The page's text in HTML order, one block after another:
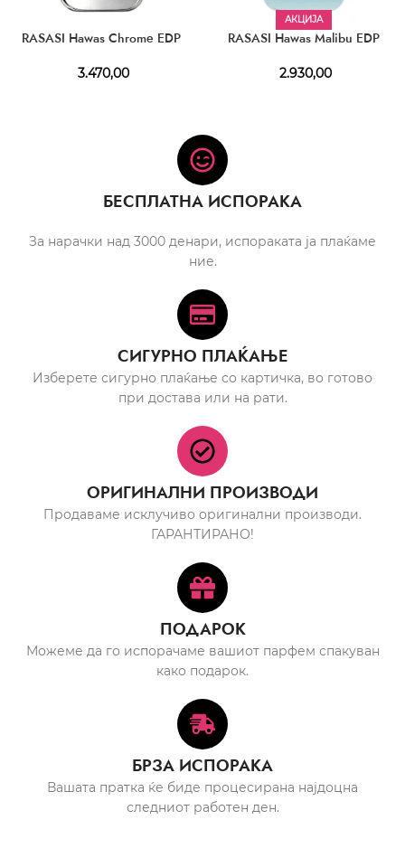
RASASI Hawas Chrome EDP
3.470,00
АКЦИЈА
RASASI Hawas Malibu EDP
2.930,00
БЕСПЛАТНА ИСПОРАКА
За нарачки над 3000 денари, испораката ја плаќаме
ние.
СИГУРНО ПЛАЌАЊЕ
Изберете сигурно плаќање со картичка, во готово
при достава или на рати.
ОРИГИНАЛНИ ПРОИЗВОДИ
Продаваме исклучиво оригинални производи.
ГАРАНТИРАНО!
ПОДАРОК
Можеме да го испорачаме вашиот парфем спакуван
како подарок.
БРЗА ИСПОРАКА
Вашата пратка ќе биде процесирана најдоцна
следниот работен ден.